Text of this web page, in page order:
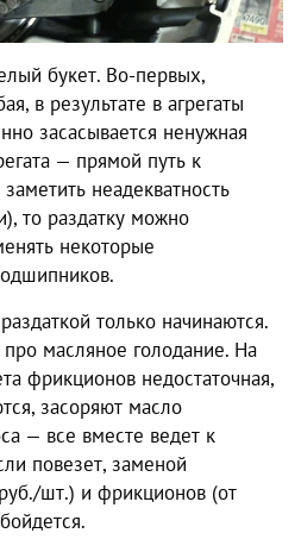
букет. Во-первых,
в результате в агрегаты
засасывается ненужная
— прямой путь к
неадекватность
то раздатку можно
некоторые
только начинаются.
масляное голодание. На
фрикционов недостаточная,
засоряют масло
— все вместе ведет к
повезет, заменой
шт.) и фрикционов (от